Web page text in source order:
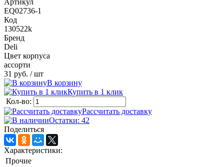
Артикул
EQ02736-1
Код
130522k
Бренд
Deli
Цвет корпуса
ассорти
31 руб. / шт
В корзину
Купить в 1 клик
Кол-во:
Рассчитать доставку
Остатки: 42
Поделиться
Характеристики:
Прочие